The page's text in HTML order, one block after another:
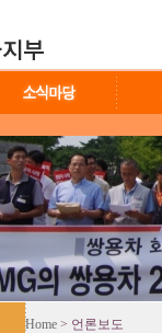
Home > 언론보도